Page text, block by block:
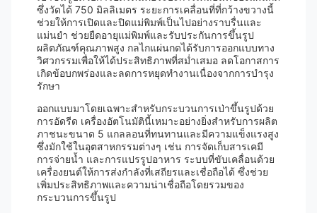
ซึ่งวัดได้ 750 มิลลิเมตร ระยะการเคลื่อนที่ที่กว้างขวางนี้
ช่วยให้การเปิดและปิดแม่พิมพ์เป็นไปอย่างราบรื่นและ
แม่นยำ ช่วยยืดอายุแม่พิมพ์และรับประกันการขึ้นรูป
ผลิตภัณฑ์คุณภาพสูง กลไกแผ่นกดได้รับการออกแบบทาง
วิศวกรรมเพื่อให้ได้ประสิทธิภาพที่สม่ำเสมอ ลดโอกาสการ
เกิดข้อบกพร่องและลดการหยุดทำงานเนื่องจากการบำรุง
รักษา
ออกแบบมาโดยเฉพาะสำหรับกระบวนการเป่าขึ้นรูปด้วย
การอัดรีด เครื่องอัตโนมัตินี้เหมาะอย่างยิ่งสำหรับการผลิต
ภาชนะขนาด 5 แกลลอนที่ทนทานและมีความแข็งแรงสูง
ซึ่งมักใช้ในอุตสาหกรรมต่างๆ เช่น การจัดเก็บสารเคมี
การจ่ายน้ำ และการแปรรูปอาหาร ระบบที่ขับเคลื่อนด้วย
เครื่องยนต์ให้การส่งกำลังที่เสถียรและเชื่อถือได้ ซึ่งช่วย
เพิ่มประสิทธิภาพและความน่าเชื่อถือโดยรวมของ
กระบวนการขึ้นรูป